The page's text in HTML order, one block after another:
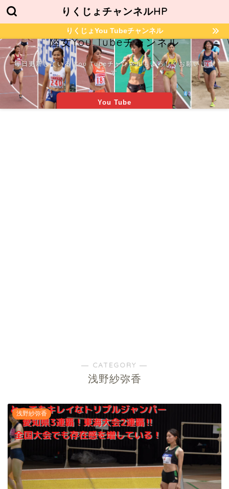
りくじょチャンネルHP
りくじょYou Tubeチャンネル
陸女You Tubeチャンネル
毎日更新している You Tubeチャンネルもよろしくお願いしま
す
You Tube
― CATEGORY ―
浅野紗弥香
浅野紗弥香